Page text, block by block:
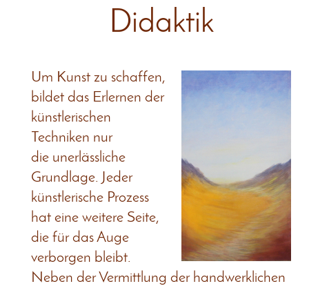
Didaktik
Um Kunst zu schaffen,
bildet das Erlernen der
künstlerischen
Techniken nur
die unerlässliche
Grundlage. Jeder
künstlerische Prozess
hat eine weitere Seite,
die für das Auge
verborgen bleibt.
Neben der Vermittlung der handwerklichen